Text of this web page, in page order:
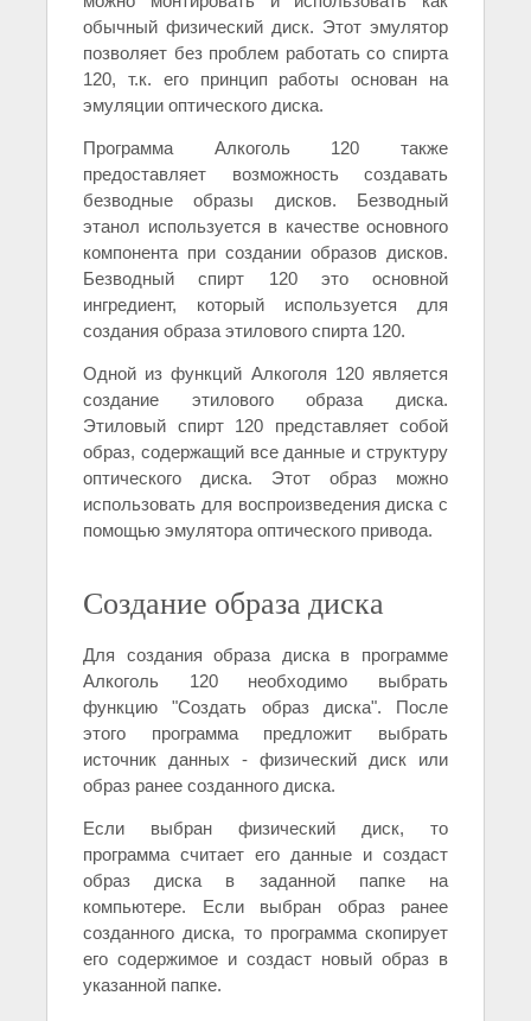
обычный физический диск. Этот эмулятор
позволяет без проблем работать со спирта
120, т.к. его принцип работы основан на
эмуляции оптического диска.
Программа Алкоголь 120 также
предоставляет возможность создавать
безводные образы дисков. Безводный
этанол используется в качестве основного
компонента при создании образов дисков.
Безводный спирт 120 это основной
ингредиент, который используется для
создания образа этилового спирта 120.
Одной из функций Алкоголя 120 является
создание этилового образа диска.
Этиловый спирт 120 представляет собой
образ, содержащий все данные и структуру
оптического диска. Этот образ можно
использовать для воспроизведения диска с
помощью эмулятора оптического привода.
Создание образа диска
Для создания образа диска в программе
Алкоголь 120 необходимо выбрать
функцию "Создать образ диска". После
этого программа предложит выбрать
источник данных - физический диск или
образ ранее созданного диска.
Если выбран физический диск, то
программа считает его данные и создаст
образ диска в заданной папке на
компьютере. Если выбран образ ранее
созданного диска, то программа скопирует
его содержимое и создаст новый образ в
указанной папке.